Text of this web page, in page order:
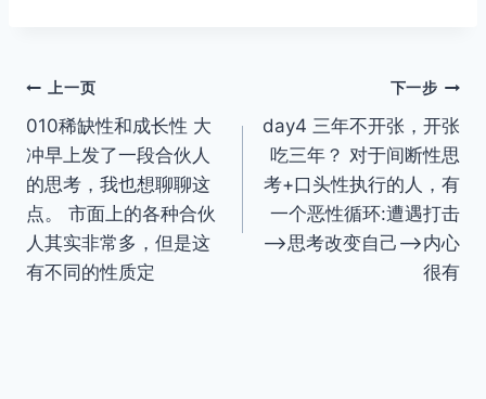
文
章
导
航
上一页
010稀缺性和成长性 大
冲早上发了一段合伙人
的思考，我也想聊聊这
点。 市面上的各种合伙
人其实非常多，但是这
有不同的性质定
下一步
day4 三年不开张，开张
吃三年？ 对于间断性思
考+口头性执行的人，有
一个恶性循环:遭遇打击
—>思考改变自己—>内心
很有